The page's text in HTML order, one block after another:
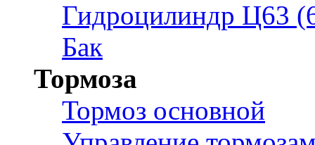
Гидроцилиндр Ц63
Бак
Тормоза
Тормоз основной